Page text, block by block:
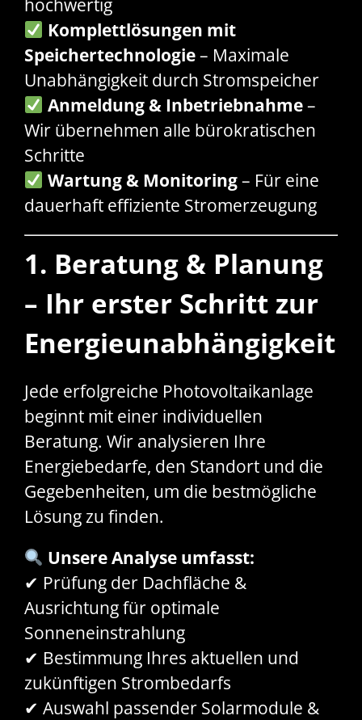
Komplettlösungen mit
Speichertechnologie– Maximale
Unabhängigkeit durch Stromspeicher
Anmeldung & Inbetriebnahme–
Wir übernehmen alle bürokratischen
Schritte
Wartung & Monitoring– Für eine
dauerhaft effiziente Stromerzeugung
1. Beratung & Planung
– Ihr erster Schritt zur
Energieunabhängigkeit
Jede erfolgreiche Photovoltaikanlage
beginnt mit einer individuellen
Beratung. Wir analysieren Ihre
Energiebedarfe, den Standort und die
Gegebenheiten, um die bestmögliche
Lösung zu finden.
Unsere Analyse umfasst:
✔ Prüfung der Dachfläche &
Ausrichtung für optimale
Sonneneinstrahlung
✔ Bestimmung Ihres aktuellen und
zukünftigen Strombedarfs
✔ Auswahl passender Solarmodule &